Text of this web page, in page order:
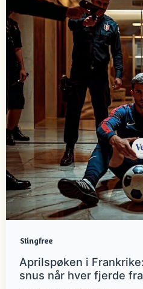
Stingfree
Aprilspøken i
snus når hver fjerde